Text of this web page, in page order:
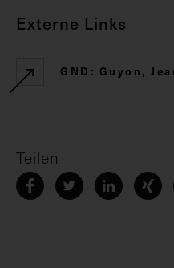
Externe Links
GND: Guyon,
Teilen